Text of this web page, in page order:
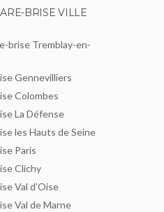
BRISE VILLE
brise Tremblay-en-
Gennevilliers
Colombes
La Défense
les Hauts de Seine
Paris
Clichy
Val d’Oise
Val de Marne